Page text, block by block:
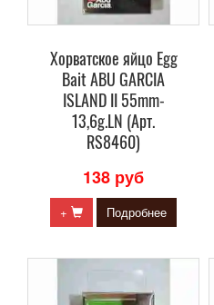
Хорватское яйцо Egg
Bait ABU GARCIA
ISLAND II 55mm-
13,6g.LN (Арт.
RS8460)
138 руб
+ Подробнее